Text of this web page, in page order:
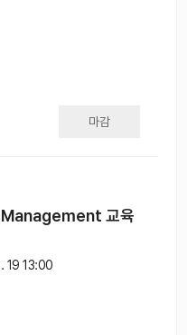
마감
교육
19 13:00